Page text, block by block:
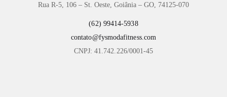
Rua R-5, 106 – St. Oeste, Goiânia – GO, 74125-070
(62) 99414-5938
contato@fysmodafitness.com
CNPJ: 41.742.226/0001-45